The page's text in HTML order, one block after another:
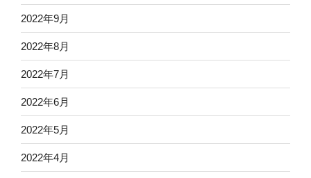
2022年9月
2022年8月
2022年7月
2022年6月
2022年5月
2022年4月